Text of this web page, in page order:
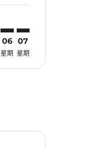
06
星期
07
星期